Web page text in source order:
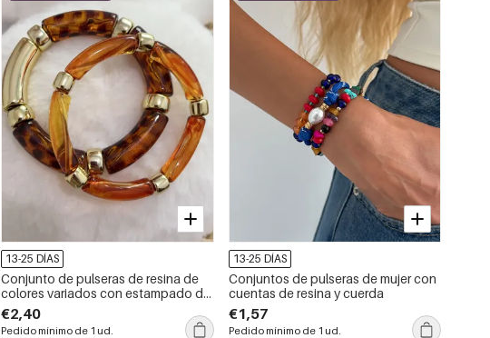
13-25 DÍAS
Conjunto de pulseras de resina de
colores variados con estampado de
leopardo para mujer
€2,40
Pedido mínimo de 1 ud.
13-25 DÍAS
Conjuntos de pulseras de mujer con
cuentas de resina y cuerda
€1,57
Pedido mínimo de 1 ud.